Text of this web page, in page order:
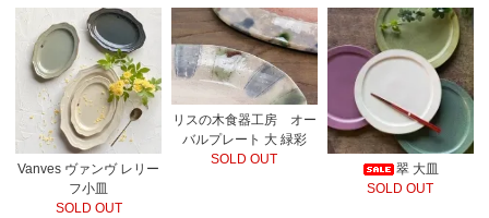
Vanves ヴァンヴ レリー
フ小皿
SOLD OUT
リスの木食器工房 オー
バルプレート 大 緑彩
SOLD OUT
翠 大皿
SOLD OUT